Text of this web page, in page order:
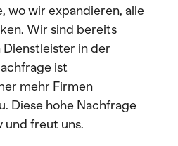
wo wir expandieren, alle
Wir sind bereits
in der
ist
mehr Firmen
Diese hohe Nachfrage
und freut uns.